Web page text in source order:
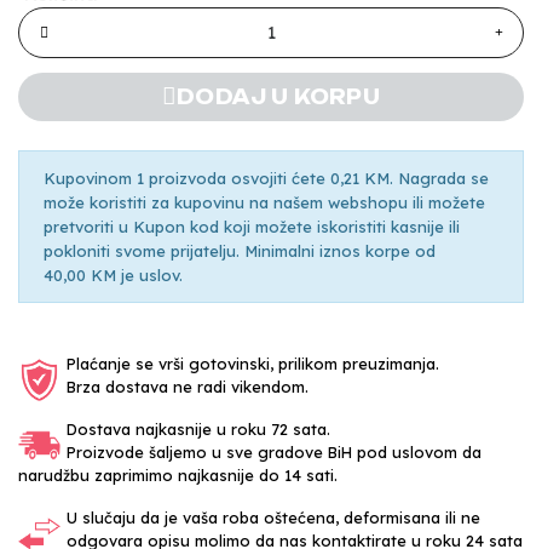
DODAJ U KORPU
Kupovinom 1 proizvoda osvojiti ćete 0,21 KM. Nagrada se
može koristiti za kupovinu na našem webshopu ili možete
pretvoriti u Kupon kod koji možete iskoristiti kasnije ili
pokloniti svome prijatelju. Minimalni iznos korpe od
40,00 KM je uslov.
Plaćanje se vrši gotovinski, prilikom preuzimanja.
Brza dostava ne radi vikendom.
Dostava najkasnije u roku 72 sata.
Proizvode šaljemo u sve gradove BiH pod uslovom da
narudžbu zaprimimo najkasnije do 14 sati.
U slučaju da je vaša roba oštećena, deformisana ili ne
odgovara opisu molimo da nas kontaktirate u roku 24 sata